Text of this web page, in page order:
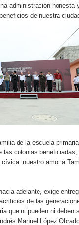
administración honesta
de nuestra
de la escuela
colonias beneficiadas,
nuestro amor a
adelante, exige
de las
que ni pueden ni deben
Manuel López